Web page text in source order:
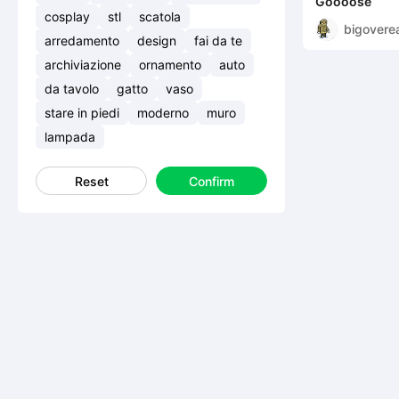
cosplay
stl
scatola
arredamento
design
fai da te
archiviazione
ornamento
auto
da tavolo
gatto
vaso
stare in piedi
moderno
muro
lampada
Reset Confirm